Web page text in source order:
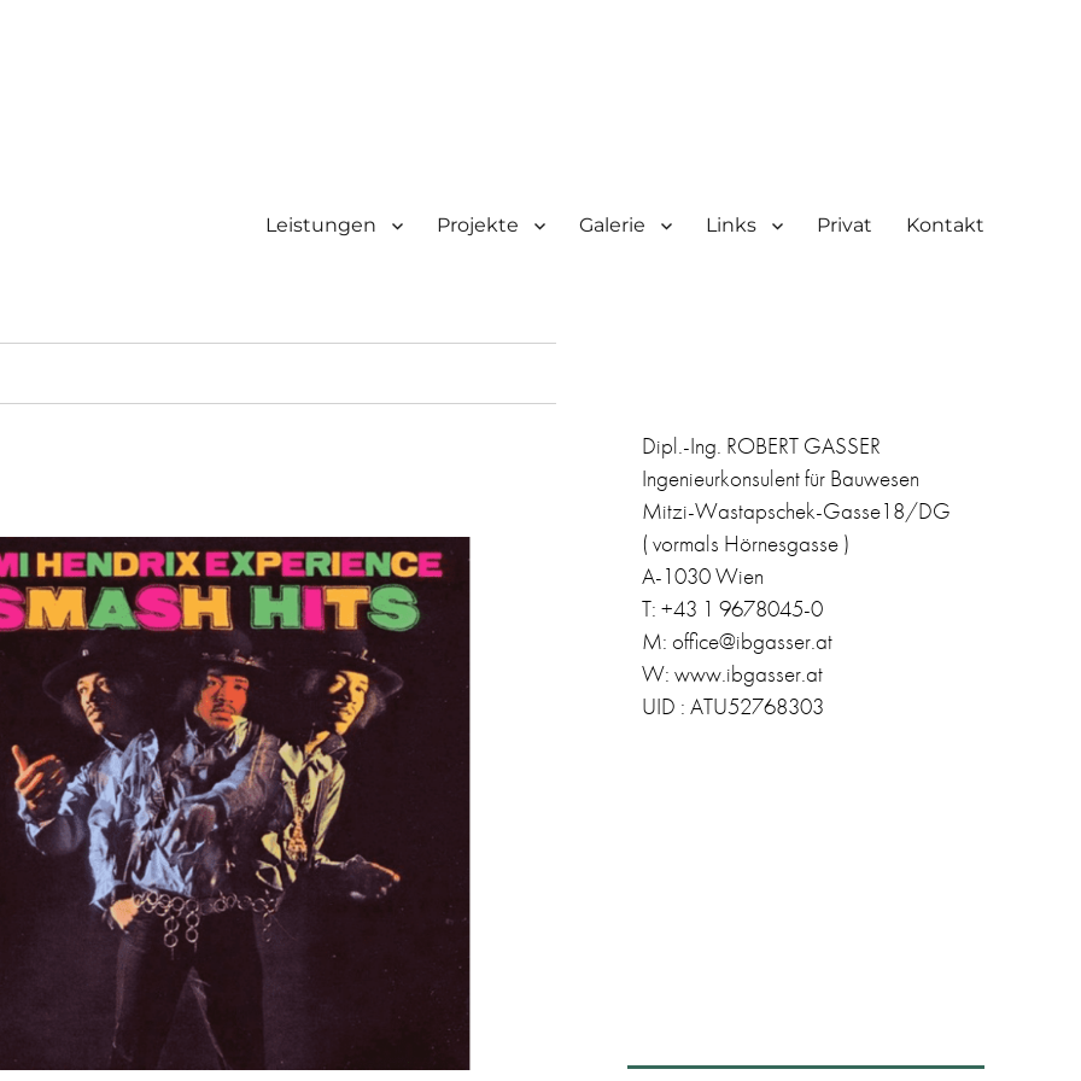
Leistungen Projekte Galerie Links Privat Kontakt
Dipl.-Ing. ROBERT GASSER
Ingenieurkonsulent für Bauwesen
Mitzi-Wastapschek-Gasse18/DG
( vormals Hörnesgasse )
A-1030 Wien
T: +43 1 9678045-0
M: office@ibgasser.at
W: www.ibgasser.at
UID : ATU52768303